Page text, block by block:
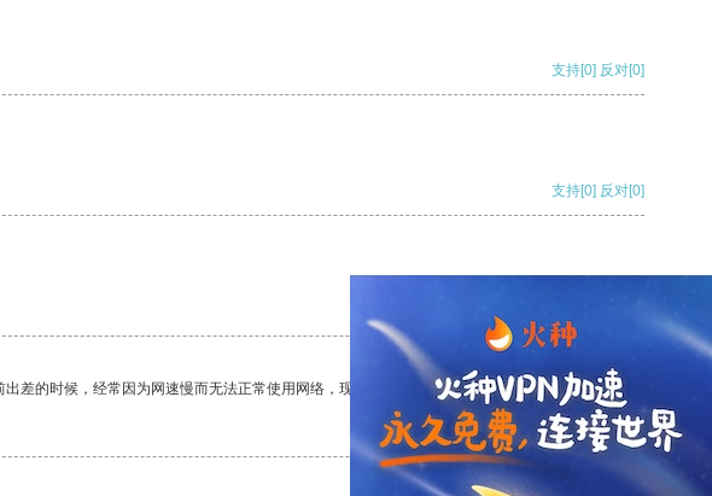
支持[0] 反对[0]
支持[0] 反对[0]
差的时候，经常因为网速慢而无法正常使用网络，现在有了这个app，我再也不用担心了。
支持 [0] 反对[0]